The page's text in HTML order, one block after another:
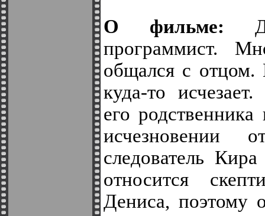
О фильме:
программист.
общался с отцом.
куда-то
его
исчезновении
следователь
относится
Дениса, поэтому